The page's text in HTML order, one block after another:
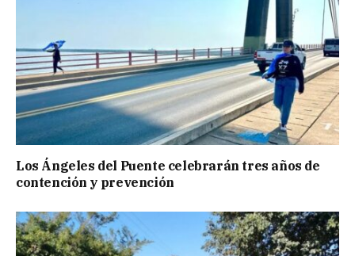
Los Ángeles del Puente celebrarán tres años de
contención y prevención